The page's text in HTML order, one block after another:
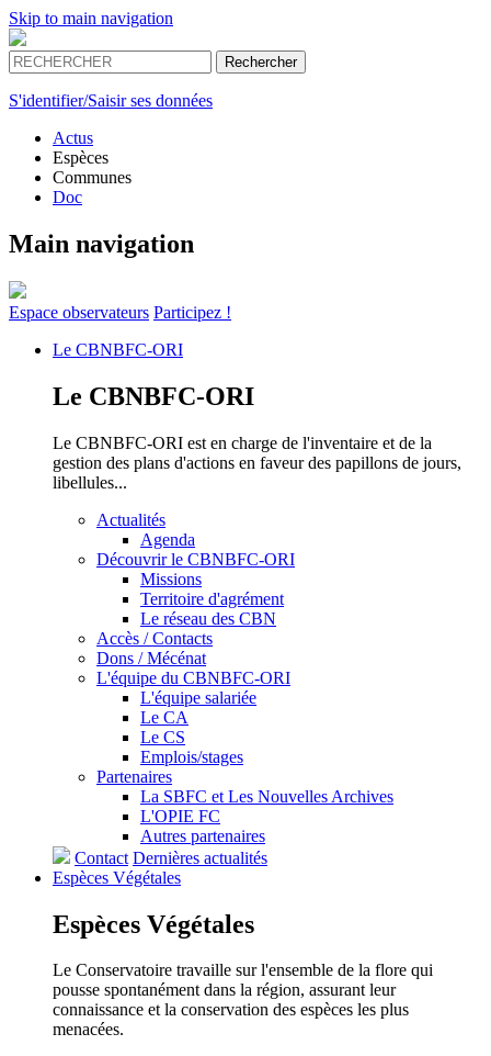
Skip to main navigation
S'identifier/Saisir ses données
Actus
Espèces
Communes
Doc
Main navigation
Espace observateurs Participez !
Le CBNBFC-ORI
Le CBNBFC-ORI
Le CBNBFC-ORI est en charge de l'inventaire et de la
gestion des plans d'actions en faveur des papillons de jours,
libellules...
Actualités
Agenda
Découvrir le CBNBFC-ORI
Missions
Territoire d'agrément
Le réseau des CBN
Accès / Contacts
Dons / Mécénat
L'équipe du CBNBFC-ORI
L'équipe salariée
Le CA
Le CS
Emplois/stages
Partenaires
La SBFC et Les Nouvelles Archives
L'OPIE FC
Autres partenaires
Contact Dernières actualités
Espèces Végétales
Espèces Végétales
Le Conservatoire travaille sur l'ensemble de la flore qui
pousse spontanément dans la région, assurant leur
connaissance et la conservation des espèces les plus
menacées.